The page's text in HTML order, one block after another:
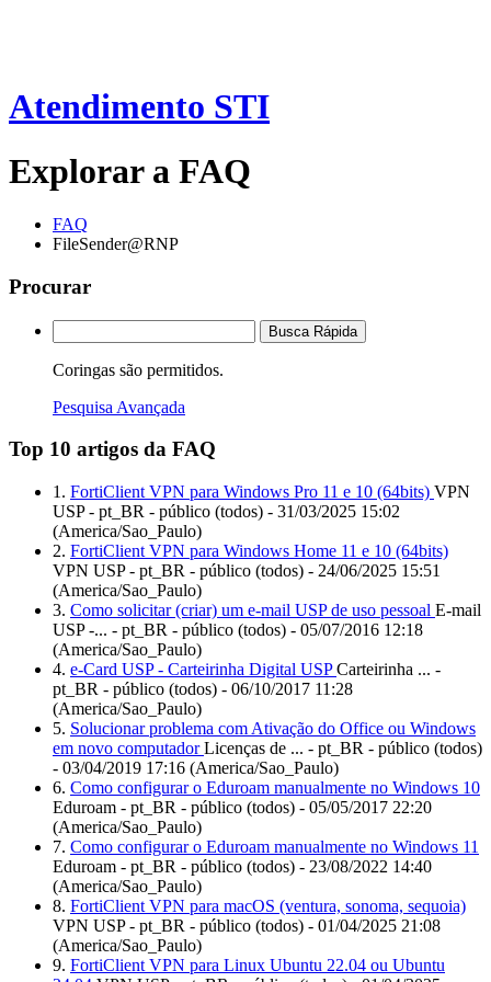
Atendimento STI
Explorar a FAQ
FAQ
FileSender@RNP
Procurar
Busca Rápida
Coringas são permitidos.
Pesquisa Avançada
Top 10 artigos da FAQ
1. FortiClient VPN para Windows Pro 11 e 10 (64bits) VPN
USP - pt_BR - público (todos) - 31/03/2025 15:02
(America/Sao_Paulo)
2. FortiClient VPN para Windows Home 11 e 10 (64bits)
VPN USP - pt_BR - público (todos) - 24/06/2025 15:51
(America/Sao_Paulo)
3. Como solicitar (criar) um e-mail USP de uso pessoal E-mail
USP -... - pt_BR - público (todos) - 05/07/2016 12:18
(America/Sao_Paulo)
4. e-Card USP - Carteirinha Digital USPCarteirinha ... -
pt_BR - público (todos) - 06/10/2017 11:28
(America/Sao_Paulo)
5. Solucionar problema com Ativação do Office ou Windows
em novo computadorLicenças de ... - pt_BR - público (todos)
- 03/04/2019 17:16 (America/Sao_Paulo)
6. Como configurar o Eduroam manualmente no Windows 10
Eduroam - pt_BR - público (todos) - 05/05/2017 22:20
(America/Sao_Paulo)
7. Como configurar o Eduroam manualmente no Windows 11
Eduroam - pt_BR - público (todos) - 23/08/2022 14:40
(America/Sao_Paulo)
8. FortiClient VPN para macOS (ventura, sonoma, sequoia)
VPN USP - pt_BR - público (todos) - 01/04/2025 21:08
(America/Sao_Paulo)
9. FortiClient VPN para Linux Ubuntu 22.04 ou Ubuntu